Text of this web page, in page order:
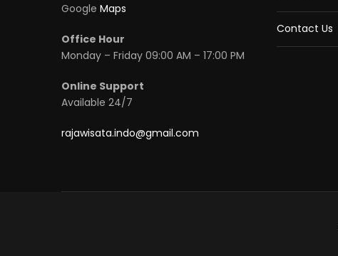
Google Maps
Office Hour
Monday – Friday 09:00 AM – 17:00 PM
Online Support
Available 24/7
rajawisata.indo@gmail.com
Contact Us